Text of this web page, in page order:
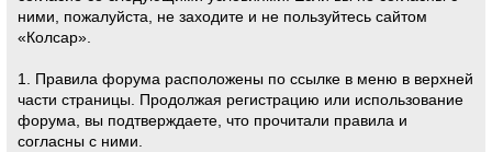
ними, пожалуйста, не заходите и не пользуйтесь сайтом
«Колсар».
1. Правила форума расположены по ссылке в меню в верхней
части страницы. Продолжая регистрацию или использование
форума, вы подтверждаете, что прочитали правила и
согласны с ними.